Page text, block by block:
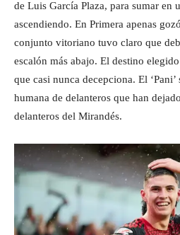
de Luis García Plaza, para sumar en
ascendiendo. En Primera apenas
conjunto vitoriano tuvo claro que
escalón más abajo. El destino
que casi nunca decepciona. El
humana de delanteros que han
delanteros del Mirandés.